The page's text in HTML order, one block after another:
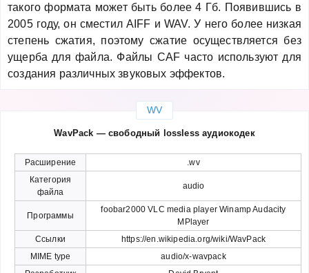
такого формата может быть более 4 Гб. Появившись в
2005 году, он сместил AIFF и WAV. У него более низкая
степень сжатия, поэтому сжатие осуществляется без
ущерба для файла. Файлы CAF часто используют для
создания различных звуковых эффектов.
WV
WavPack — свободный lossless аудиокодек
Расширение
.wv
Категория
файла
audio
Программы
foobar2000 VLC media player Winamp Audacity
MPlayer
Ссылки
https://en.wikipedia.org/wiki/WavPack
MIME type
audio/x-wavpack